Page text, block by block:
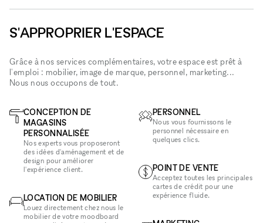
S'APPROPRIER L'ESPACE
Grâce à nos services complémentaires, votre espace est prêt à
l'emploi : mobilier, image de marque, personnel, marketing...
Nous nous occupons de tout.
CONCEPTION DE
MAGASINS
PERSONNALISÉE
Nos experts vous proposeront
des idées d'aménagement et de
design pour améliorer
l'expérience client.
LOCATION DE MOBILIER
Louez directement chez nous le
mobilier de votre moodboard
PERSONNEL
Nous vous fournissons le
personnel nécessaire en
quelques clics.
POINT DE VENTE
Acceptez toutes les principales
cartes de crédit pour une
expérience fluide.